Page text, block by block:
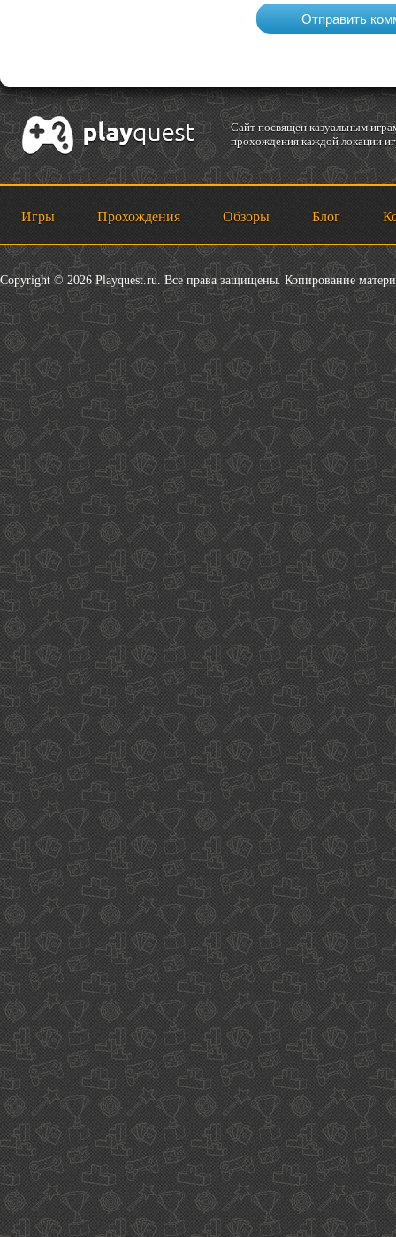
Cайт посвящен казуальным
прохождения каждой локации
Игры Прохождения Обзоры Блог
Copyright © 2026 Playquest.ru. Все права защищены. Копирование